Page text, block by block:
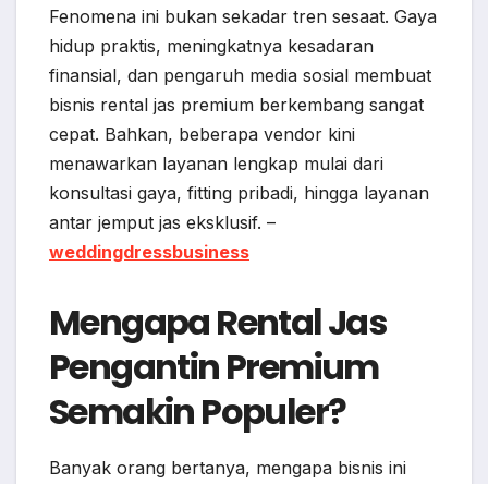
Fenomena ini bukan sekadar tren sesaat. Gaya
hidup praktis, meningkatnya kesadaran
finansial, dan pengaruh media sosial membuat
bisnis rental jas premium berkembang sangat
cepat. Bahkan, beberapa vendor kini
menawarkan layanan lengkap mulai dari
konsultasi gaya, fitting pribadi, hingga layanan
antar jemput jas eksklusif. –
weddingdressbusiness
Mengapa Rental Jas
Pengantin Premium
Semakin Populer?
Banyak orang bertanya, mengapa bisnis ini